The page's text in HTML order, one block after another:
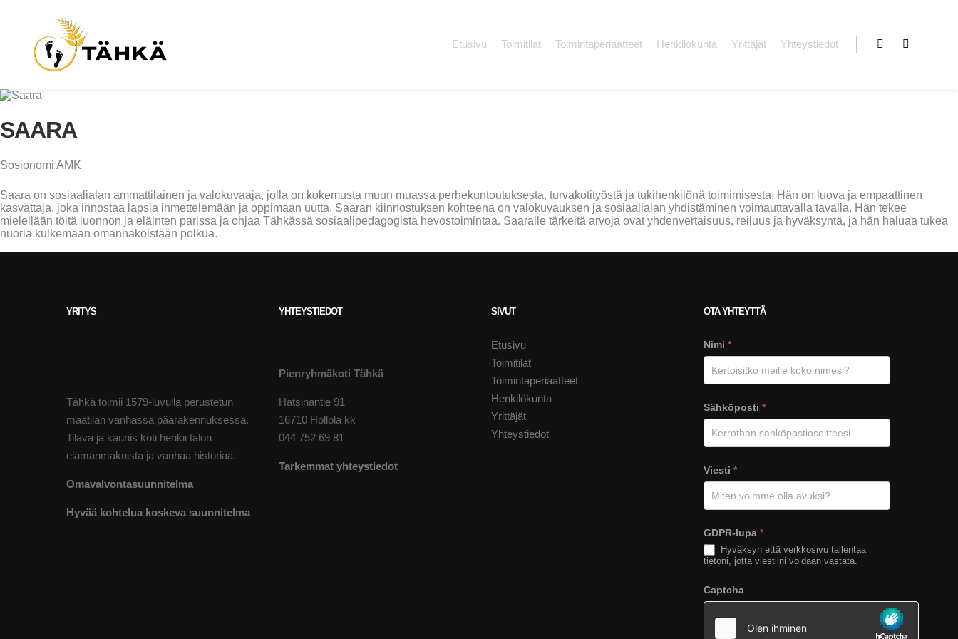
Etusivu Toimitilat Toimintaperiaatteet Henkilökunta Yrittäjät Yhteystiedot
SAARA
Sosionomi AMK
Saara on sosiaalialan ammattilainen ja valokuvaaja, jolla on kokemusta muun muassa perhekuntoutuksesta, turvakotityöstä ja tukihenkilönä toimimisesta. Hän on luova ja empaattinen
kasvattaja, joka innostaa lapsia ihmettelemään ja oppimaan uutta. Saaran kiinnostuksen kohteena on valokuvauksen ja sosiaalialan yhdistäminen voimauttavalla tavalla. Hän tekee
mielellään töitä luonnon ja eläinten parissa ja ohjaa Tähkässä sosiaalipedagogista hevostoimintaa. Saaralle tärkeitä arvoja ovat yhdenvertaisuus, reiluus ja hyväksyntä, ja hän haluaa tukea
nuoria kulkemaan omannäköistään polkua.
YRITYS
Tähkä toimii 1579-luvulla perustetun
maatilan vanhassa päärakennuksessa.
Tilava ja kaunis koti henkii talon
elämänmakuista ja vanhaa historiaa.
Omavalvontasuunnitelma
Hyvää kohtelua koskeva suunnitelma
YHTEYSTIEDOT
Pienryhmäkoti Tähkä
Hatsinantie 91
16710 Hollola kk
044 752 69 81
Tarkemmat yhteystiedot
SIVUT
Etusivu
Toimitilat
Toimintaperiaatteet
Henkilökunta
Yrittäjät
Yhteystiedot
OTA YHTEYTTÄ
Viesti
Tähkän
verkkosivuilta
Nimi*
Sähköposti*
Viesti*
GDPR-lupa*
tietoni, jotta viestiini voidaan vastata.
Captcha